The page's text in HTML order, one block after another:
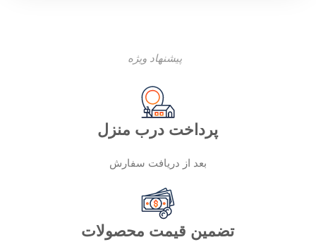
پیشنهاد ویژه
پرداخت درب منزل
بعد از دریافت سفارش
تضمین قیمت محصولات